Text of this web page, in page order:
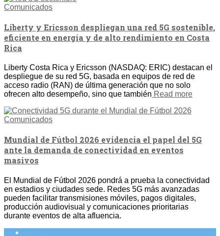
Comunicados
Liberty y Ericsson despliegan una red 5G sostenible,
eficiente en energía y de alto rendimiento en Costa
Rica
Liberty Costa Rica y Ericsson (NASDAQ: ERIC) destacan el
despliegue de su red 5G, basada en equipos de red de
acceso radio (RAN) de última generación que no solo
ofrecen alto desempeño, sino que también Read more
Comunicados
Mundial de Fútbol 2026 evidencia el papel del 5G
ante la demanda de conectividad en eventos
masivos
El Mundial de Fútbol 2026 pondrá a prueba la conectividad
en estadios y ciudades sede. Redes 5G más avanzadas
pueden facilitar transmisiones móviles, pagos digitales,
producción audiovisual y comunicaciones prioritarias
durante eventos de alta afluencia.